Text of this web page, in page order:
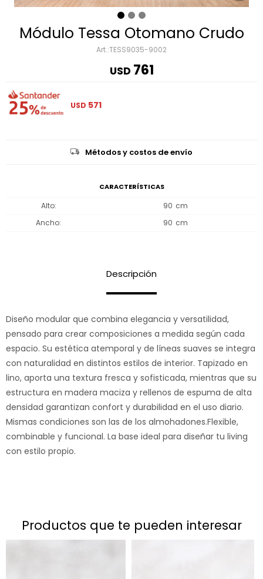
Módulo Tessa Otomano Crudo
TESS9035-9002
USD 761
USD 571
Métodos y costos de envío
CARACTERÍSTICAS
Alto
90
Ancho
90
Descripción
Diseño modular que combina elegancia y versatilidad,
pensado para crear composiciones a medida según cada
espacio. Su estética atemporal y de líneas suaves se integra
con naturalidad en distintos estilos de interior. Tapizado en
lino, aporta una textura fresca y sofisticada, mientras que su
estructura en madera maciza y rellenos de espuma de alta
densidad garantizan confort y durabilidad en el uso diario.
Mismas condiciones son las de los almohadones.Flexible,
combinable y funcional. La base ideal para diseñar tu living
con estilo propio.
productos que te pueden interesar